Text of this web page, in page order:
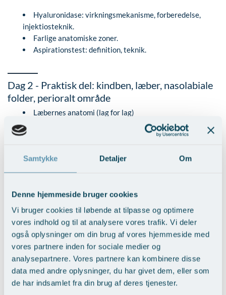
Samtykke Detaljer Om
Denne hjemmeside bruger cookies
Vi bruger cookies til løbende at tilpasse og optimere
vores indhold og til at analysere vores trafik. Vi deler
også oplysninger om din brug af vores hjemmeside med
vores partnere inden for sociale medier og
analysepartnere. Vores partnere kan kombinere disse
data med andre oplysninger, du har givet dem, eller som
de har indsamlet fra din brug af deres tjenester.
Hyaluronidase: virkningsmekanisme, forberedelse,
injektiosteknik.
Farlige anatomiske zoner.
Aspirationstest: definition, teknik.
Dag 2 - Praktisk del: kindben, læber, nasolabiale
folder, perioralt område
Læbernes anatomi (lag for lag)
Almindelige læbeformer i moderne kosmetologi
Vigtigste teknikker til læbekonturering.
Kombination af filler med andre procedurer.
De mest almindelige fejl begået af begyndere
Læbekorrektion til forskellige bidabnormiteter
Infiltrationsanæstesi
Komplikationer og forebyggelse af komplikationer
Principper for valg af fyldstof
PRAKTISK DEL “LÆBER”:Analyse af hver model og valg af
det optimale korrektionsskema. Øvelse på modeller.